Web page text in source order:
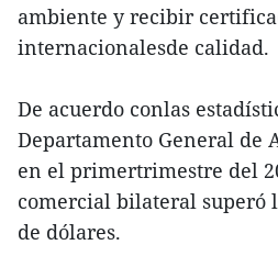
ambiente y recibir
internacionalesde calidad.
De acuerdo conlas
Departamento General de
en el primertrimestre del
comercial bilateral superó
de dólares.